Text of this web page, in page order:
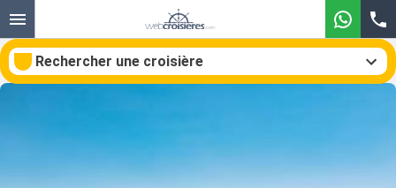
Rechercher une croisière